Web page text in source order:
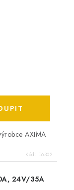
AXIMA
Kód: E6302
24V/35A